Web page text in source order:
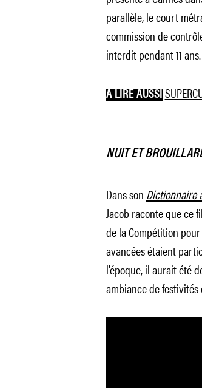
parallèle, le court
commission de
interdit pendant 11 ans.
A LIRE AUSSI
NUIT ET
Dans son Dictionnaire
Jacob raconte que ce
de la Compétition
avancées étaient
l’époque, il aurait été
ambiance de festivités